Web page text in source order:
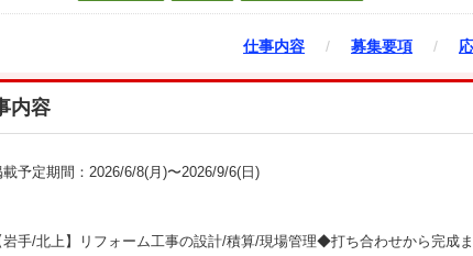
仕事内容 / 募集要項 /
内容
載予定期間：2026/6/8(月)〜2026/9/6(日)
岩手/北上】リフォーム工事の設計/積算/現場管理◆打ち合わせから完成